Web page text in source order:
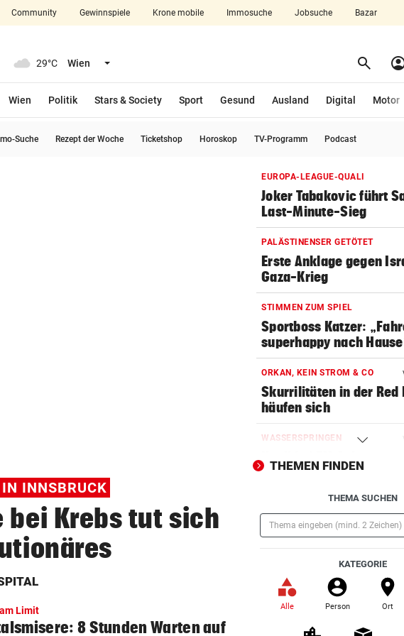
closeSchließen
arrow_right
Community Gewinnspiele Krone mobile Immosuche Jobsuche Bazar
29°C Wien Menü aufklappen search Suchen
Wien Politik Stars & Society Sport Gesund Ausland Digital Motor
Suche Rezept der Woche Ticketshop Horoskop TV-Programm Podcast
INNSBRUCK
bei Krebs tut sich
Limit
8 Stunden Warten auf
EUROPA-LEAGUE-QUALI
Joker Tabakovic führt
Last-Minute-Sieg
PALÄSTINENSER GETÖTET
Erste Anklage gegen
Gaza-Krieg
STIMMEN ZUM SPIEL
Sportboss Katzer:
superhappy nach
ORKAN, KEIN STROM & CO
Skurrilitäten in der Red
häufen sich
WASSERSPRINGEN
Knoll bei EM Achter vom
Lotfi auf Rang 12!
SCHON NÄCHSTE SAISON
F1-Boss verrät: Es wird
Sprintrennen geben
FREISPRÜCHE REGEN AUF
Katzentöter-Anwalt:
Hass begegnet“
TRUMP DROHT:
THEMEN FINDEN
THEMA SUCHEN
KATEGORIE
Alle Person Ort